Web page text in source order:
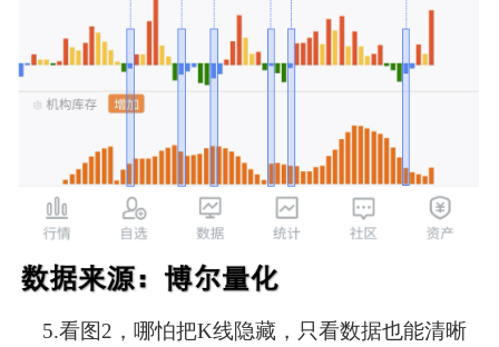
5.看图2，哪怕把K线隐藏，只看数据也能清晰